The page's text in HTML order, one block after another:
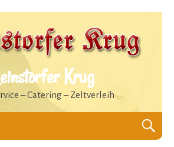
Krug
– Catering – Zeltverleih